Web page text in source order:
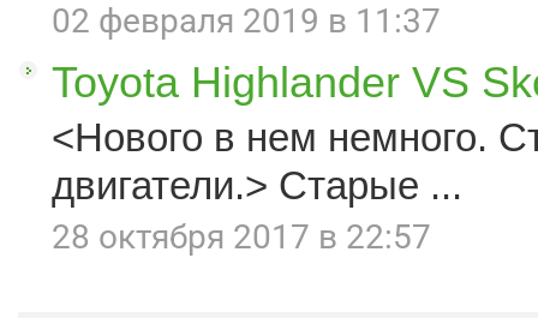
02 февраля 2019 в 11:37
Toyota Highlander VS
<Нового в нем немного.
двигатели.> Старые ...
28 октября 2017 в 22:57